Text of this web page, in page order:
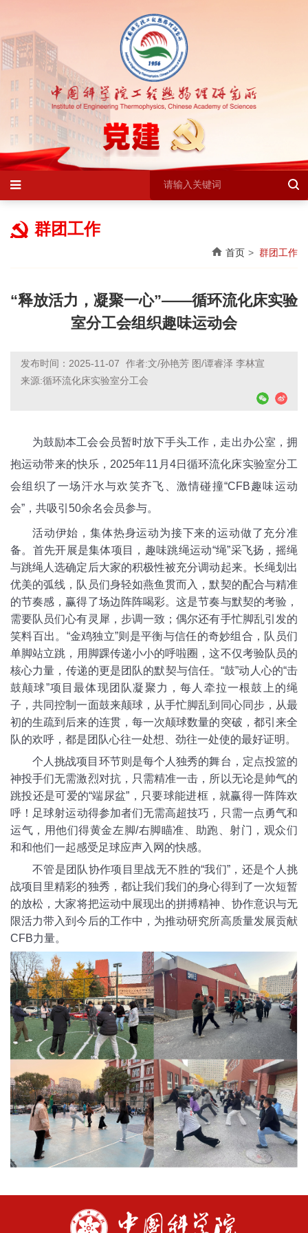
群团工作
首页 群团工作
“释放活力，凝聚一心”——循环流化床实验
室分工会组织趣味运动会
发布时间：2025-11-07
作者:文/孙艳芳 图/谭睿泽 李林宣
来源:循环流化床实验室分工会
为鼓励本工会会员暂时放下手头工作，走出办公室 ，拥
抱运动带来的快乐， 2025年11月4日循环流化床实验室分工
会组织了一场汗水与欢笑齐飞
激情碰撞“CFB趣味运动
会”， 共吸引 50余名会员参与。
活动伊始，集体热身运动为接下来的运动做了充分准
备。首先开展是集体项目，趣味跳绳运动“绳”采飞扬 ， 摇绳
与跳绳人选确定后大家的积极性被充分调动起来。 长绳划出
优美的弧线，队员们身轻如燕鱼贯而入 ，默契的配合与精准
的节奏感，赢得了场边阵阵喝彩。这是节奏与默契的考验 ，
需要队员们心有灵犀，步调一致 ；偶尔还有手忙脚乱引发的
笑料百出 。“金鸡独立”则是平衡与信任的奇妙组合 ， 队员们
单脚站立跳， 用脚踝传递小小的呼啦圈 ，这不仅考验队员的
核心力量， 传递的更是团队的默契与信任。“鼓”动人心的“击
鼓颠球”项目最体现团队凝聚力 ，每人牵拉一根鼓上的绳
子，共同控制一面鼓来颠球， 从手忙脚乱到同心同步， 从最
初的生疏到后来的连贯，每一次颠球数量的突破，都引来全
队的欢呼 ，都是团队心往一处想、劲往一处使的最好证明。
个人挑战项目环节则是每个人独秀的舞台 ， 定点投篮的
神投手们无需激烈对抗，只需精准一击 ， 所以无论是帅气的
跳投还是可爱的“端尿盆”，只要球能进框， 就赢得一阵阵欢
呼 ！足球射运动得参加者们无需高超技巧，只需一点勇气和
运气 ， 用他们得黄金左脚/右脚瞄准、助跑、射门 ， 观众们
和和他们一起感受足球应声入网的快感。
不管是团队协作项目里战无不胜的“我们” ， 还是个人挑
战项目里精彩的独秀， 都让我们我们的身心得到了一次短暂
的放松 ， 大家将把运动中 展现出的拼搏精神、协作意识与无
限活力带入到今后的工作中 ，为推动研究所高质量发展贡献
CFB力量。